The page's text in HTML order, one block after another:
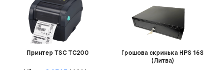
Принтер TSC TC200
Грошова скринька HPS 16S
(Литва)